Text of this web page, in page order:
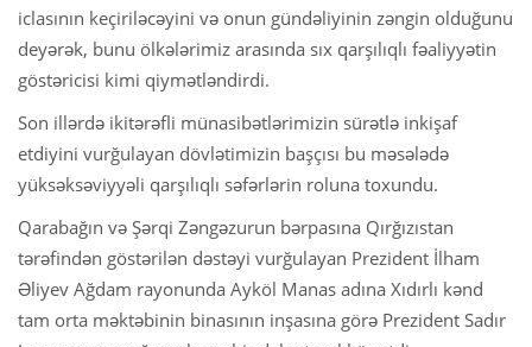
iclasının keçiriləcəyini və onun gündəliyinin zəngin olduğunu
deyərək, bunu ölkələrimiz arasında sıx qarşılıqlı fəaliyyətin
göstəricisi kimi qiymətləndirdi.
Son illərdə ikitərəfli münasibətlərimizin sürətlə inkişaf
etdiyini vurğulayan dövlətimizin başçısı bu məsələdə
yüksəksəviyyəli qarşılıqlı səfərlərin roluna toxundu.
Qarabağın və Şərqi Zəngəzurun bərpasına Qırğızıstan
tərəfindən göstərilən dəstəyi vurğulayan Prezident İlham
Əliyev Ağdam rayonunda Ayköl Manas adına Xıdırlı kənd
tam orta məktəbinin binasının inşasına görə Prezident Sadır